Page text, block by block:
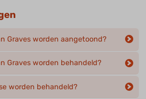
Graves worden aangetoond?
Graves worden behandeld?
worden behandeld?